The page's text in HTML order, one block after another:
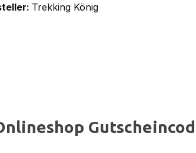
Trekking König